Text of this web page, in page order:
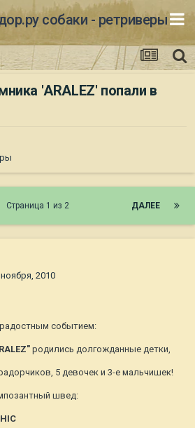
собаки - ретриверы
'ARALEZ' попали в
ДАЛЕЕ
Страница 1 из 2
ноября, 2010
событием:
родились долгожданные детки,
5 девочек и 3-е мальчишек!
швед: